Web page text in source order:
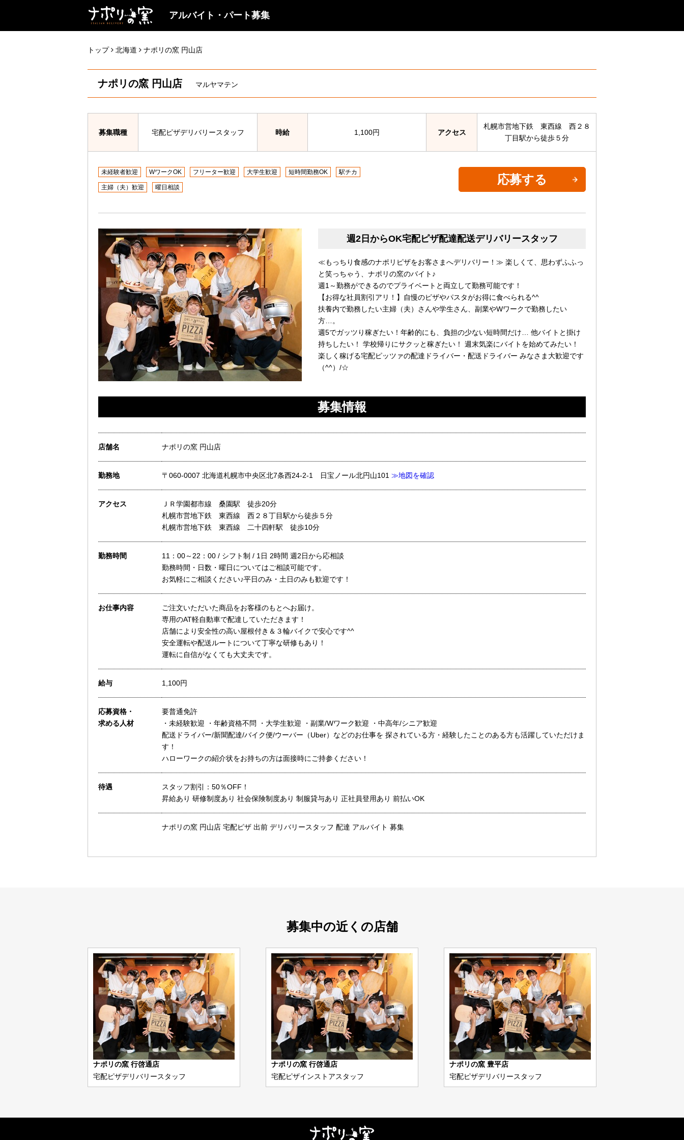
アルバイト・パート募集
トップ 北海道 ナポリの窯 円山店
ナポリの窯 円山店 マルヤマテン
募集職種 宅配ピザデリバリースタッフ 時給 1,100円 アクセス
札幌市営地下鉄 東西線 西２８
丁目駅から徒歩５分
未経験者歓迎 WワークOK フリーター歓迎 大学生歓迎 短時間勤務OK 駅チカ
主婦（夫）歓迎 曜日相談
応募する
週2日からOK宅配ピザ配達配送デリバリースタッフ
≪もっちり食感のナポリピザをお客さまへデリバリー！≫ 楽しくて、思わずふふっ
と笑っちゃう、ナポリの窯のバイト♪
週1～勤務ができるのでプライベートと両立して勤務可能です！
【お得な社員割引アリ！】自慢のピザやパスタがお得に食べられる^^
扶養内で勤務したい主婦（夫）さんや学生さん、副業やWワークで勤務したい
方…。
週5でガッツり稼ぎたい！年齢的にも、負担の少ない短時間だけ… 他バイトと掛け
持ちしたい！ 学校帰りにサクッと稼ぎたい！ 週末気楽にバイトを始めてみたい！
楽しく稼げる宅配ピッツァの配達ドライバー・配送ドライバー みなさま大歓迎です
（^^）/☆
募集情報
店舗名 ナポリの窯 円山店
勤務地 〒060-0007 北海道札幌市中央区北7条西24-2-1 日宝ノール北円山101 ≫地図を確認
アクセス
ＪＲ学園都市線 桑園駅 徒歩20分
札幌市営地下鉄 東西線 西２８丁目駅から徒歩５分
札幌市営地下鉄 東西線 二十四軒駅 徒歩10分
勤務時間
11：00～22：00 / シフト制 / 1日 2時間 週2日から応相談
勤務時間・日数・曜日についてはご相談可能です。
お気軽にご相談ください♪平日のみ・土日のみも歓迎です！
お仕事内容
ご注文いただいた商品をお客様のもとへお届け。
専用のAT軽自動車で配達していただきます！
店舗により安全性の高い屋根付き＆３輪バイクで安心です^^
安全運転や配送ルートについて丁寧な研修もあり！
運転に自信がなくても大丈夫です。
給与 1,100円
応募資格・
求める人材
要普通免許
・未経験歓迎 ・年齢資格不問 ・大学生歓迎 ・副業/Wワーク歓迎 ・中高年/シニア歓迎
配送ドライバー/新聞配達/バイク便/ウーバー（Uber）などのお仕事を 探されている方・経験したことのある方も活躍していただけま
す！
ハローワークの紹介状をお持ちの方は面接時にご持参ください！
待遇
スタッフ割引：50％OFF！
昇給あり 研修制度あり 社会保険制度あり 制服貸与あり 正社員登用あり 前払いOK
ナポリの窯 円山店 宅配ピザ 出前 デリバリースタッフ 配達 アルバイト 募集
募集中の近くの店舗
ナポリの窯 行啓通店
宅配ピザデリバリースタッフ
ナポリの窯 行啓通店
宅配ピザインストアスタッフ
ナポリの窯 豊平店
宅配ピザデリバリースタッフ